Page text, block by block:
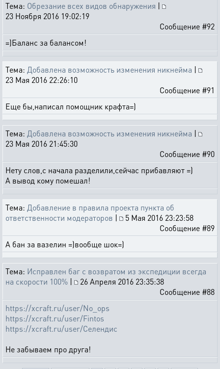
Тема: Обрезание всех видов обнаружения |
23 Ноября 2016 19:02:19
Сообщение #92
=)Баланс за балансом!
Тема: Добавлена возможность изменения никнейма |
23 Мая 2016 22:26:10
Сообщение #91
Еще бы,написал помощник крафта=)
Тема: Добавлена возможность изменения никнейма |
23 Мая 2016 21:45:30
Сообщение #90
Нету слов,с начала разделили,сейчас прибавляют =)
А вывод кому помешал!
Тема: Добавление в правила проекта пункта об
ответственности модераторов |
5 Мая 2016 23:23:58
Сообщение #89
А бан за вазелин =)вообще шок=)
Тема: Исправлен баг с возвратом из экспедиции всегда
на скорости 100% |
26 Апреля 2016 23:35:38
Сообщение #88
https://xcraft.ru/user/No_ops
https://xcraft.ru/user/Fintos
https://xcraft.ru/user/Селендис
Не забываем про друга!